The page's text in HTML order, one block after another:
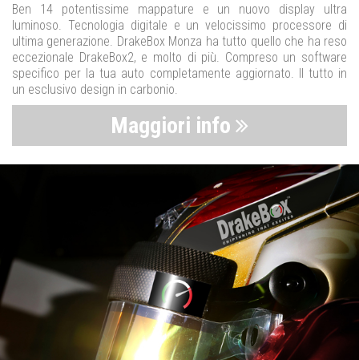
Ben 14 potentissime mappature e un nuovo display ultra
luminoso. Tecnologia digitale e un velocissimo processore di
ultima generazione. DrakeBox Monza ha tutto quello che ha reso
eccezionale DrakeBox2, e molto di più. Compreso un software
specifico per la tua auto completamente aggiornato. Il tutto in
un esclusivo design in carbonio.
Maggiori info